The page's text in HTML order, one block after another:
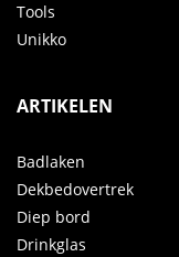
Tools
Unikko
ARTIKELEN
Badlaken
Dekbedovertrek
Diep bord
Drinkglas